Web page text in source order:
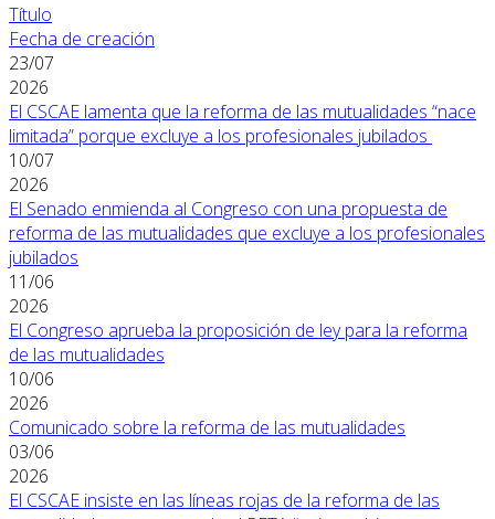
Título
Fecha de creación
23/07
2026
El CSCAE lamenta que la reforma de las mutualidades “nace
limitada” porque excluye a los profesionales jubilados
10/07
2026
El Senado enmienda al Congreso con una propuesta de
reforma de las mutualidades que excluye a los profesionales
jubilados
11/06
2026
El Congreso aprueba la proposición de ley para la reforma
de las mutualidades
10/06
2026
Comunicado sobre la reforma de las mutualidades
03/06
2026
El CSCAE insiste en las líneas rojas de la reforma de las